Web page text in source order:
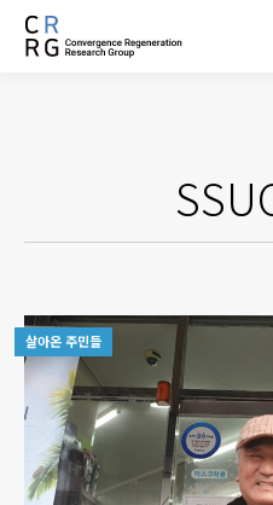
살아온 주민들